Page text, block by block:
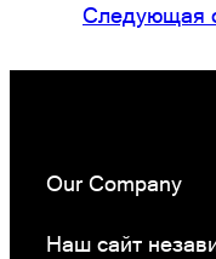
Следующая
Our Company
Наш сайт